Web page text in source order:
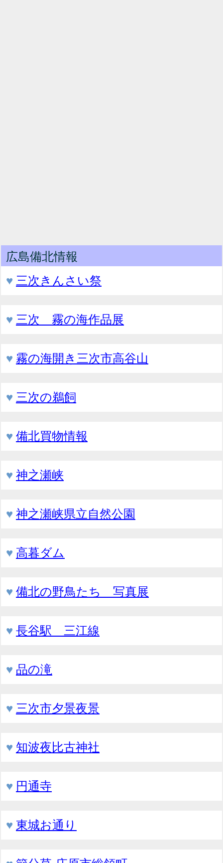
広島備北情報
♥ 三次きんさい祭
♥ 三次 霧の海作品展
♥ 霧の海開き三次市高谷山
♥ 三次の鵜飼
♥ 備北買物情報
♥ 神之瀬峡
♥ 神之瀬峡県立自然公園
♥ 高暮ダム
♥ 備北の野鳥たち 写真展
♥ 長谷駅 三江線
♥ 品の滝
♥ 三次市夕景夜景
♥ 知波夜比古神社
♥ 円通寺
♥ 東城お通り